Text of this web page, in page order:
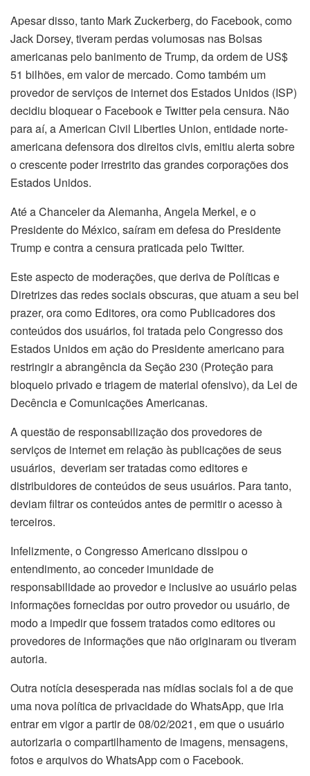
Apesar disso, tanto Mark Zuckerberg, do Facebook, como
Jack Dorsey, tiveram perdas volumosas nas Bolsas
americanas pelo banimento de Trump, da ordem de US$
51 bilhões, em valor de mercado. Como também um
provedor de serviços de internet dos Estados Unidos (ISP)
decidiu bloquear o Facebook e Twitter pela censura. Não
para aí, a American Civil Liberties Union, entidade norte-
americana defensora dos direitos civis, emitiu alerta sobre
o crescente poder irrestrito das grandes corporações dos
Estados Unidos.
Até a Chanceler da Alemanha, Angela Merkel, e o
Presidente do México, saíram em defesa do Presidente
Trump e contra a censura praticada pelo Twitter.
Este aspecto de moderações, que deriva de Políticas e
Diretrizes das redes sociais obscuras, que atuam a seu bel
prazer, ora como Editores, ora como Publicadores dos
conteúdos dos usuários, foi tratada pelo Congresso dos
Estados Unidos em ação do Presidente americano para
restringir a abrangência da Seção 230 (Proteção para
bloqueio privado e triagem de material ofensivo), da Lei de
Decência e Comunicações Americanas.
A questão de responsabilização dos provedores de
serviços de internet em relação às publicações de seus
usuários, deveriam ser tratadas como editores e
distribuidores de conteúdos de seus usuários. Para tanto,
deviam filtrar os conteúdos antes de permitir o acesso à
terceiros.
Infelizmente, o Congresso Americano dissipou o
entendimento, ao conceder imunidade de
responsabilidade ao provedor e inclusive ao usuário pelas
informações fornecidas por outro provedor ou usuário, de
modo a impedir que fossem tratados como editores ou
provedores de informações que não originaram ou tiveram
autoria.
Outra notícia desesperada nas mídias sociais foi a de que
uma nova política de privacidade do WhatsApp, que iria
entrar em vigor a partir de 08/02/2021, em que o usuário
autorizaria o compartilhamento de imagens, mensagens,
fotos e arquivos do WhatsApp com o Facebook.